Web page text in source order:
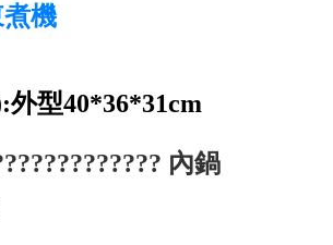
機
外型40*36*31cm
內鍋